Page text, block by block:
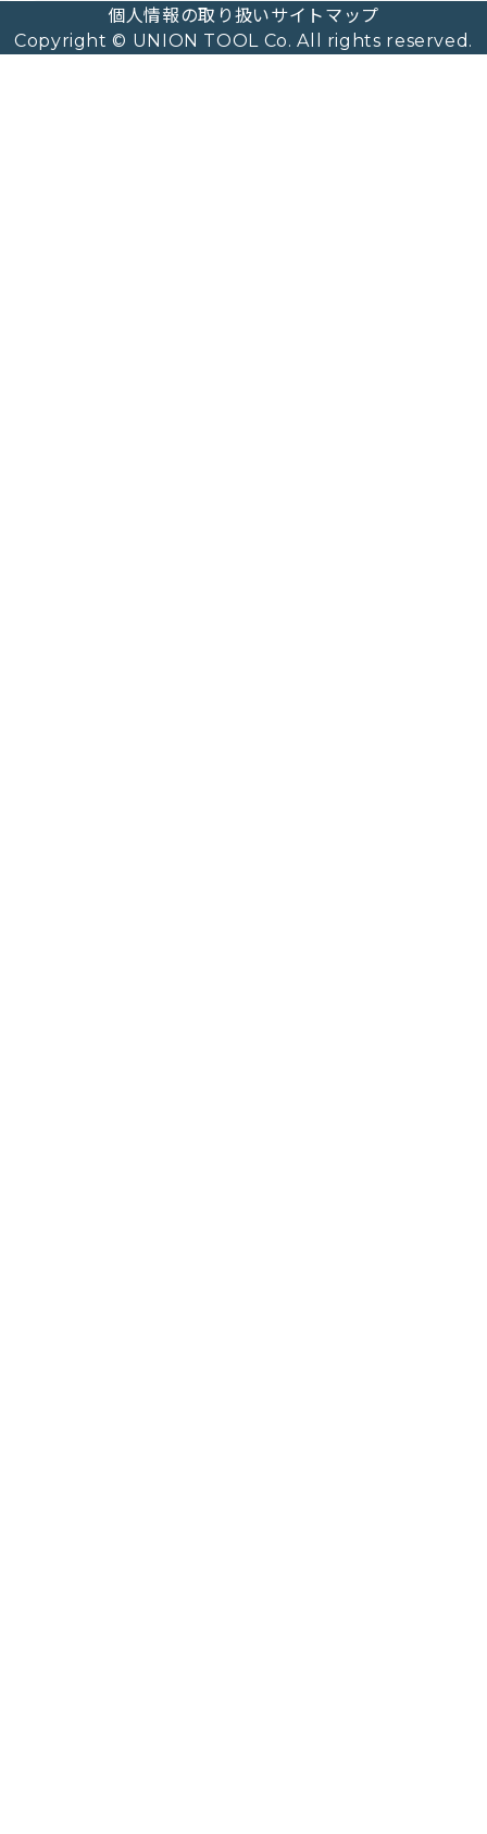
個人情報の取り扱いサイトマップ
Copyright © UNION TOOL Co. All rights reserved.